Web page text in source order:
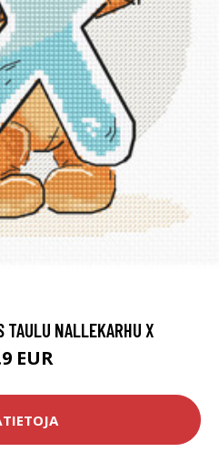
TAULU NALLEKARHU X
EUR